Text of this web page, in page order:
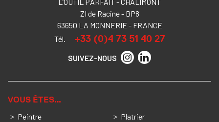
ZI de Racine - BP8
63650 LA MONNERIE - FRANCE
Tél.
+33 (0)4 73 51 40 27
SUIVEZ-NOUS
VOUS ÊTES…
Peintre
Platrier